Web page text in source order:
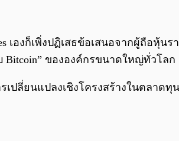
เองก็เพิ่งปฏิเสธข้อเสนอจากผู้ถือ
Bitcoin” ขององค์กรขนาดใหญ่ทั่วโลก
ปลี่ยนแปลงเชิงโครงสร้างในตลาด